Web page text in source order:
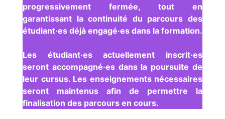
progressivement fermée, tout en
garantissant la continuité du parcours des
étudiant·es déjà engagé·es dans la formation.
Les étudiant·es actuellement inscrit·es
seront accompagné·es dans la poursuite de
leur cursus. Les enseignements nécessaires
seront maintenus afin de permettre la
finalisation des parcours en cours.